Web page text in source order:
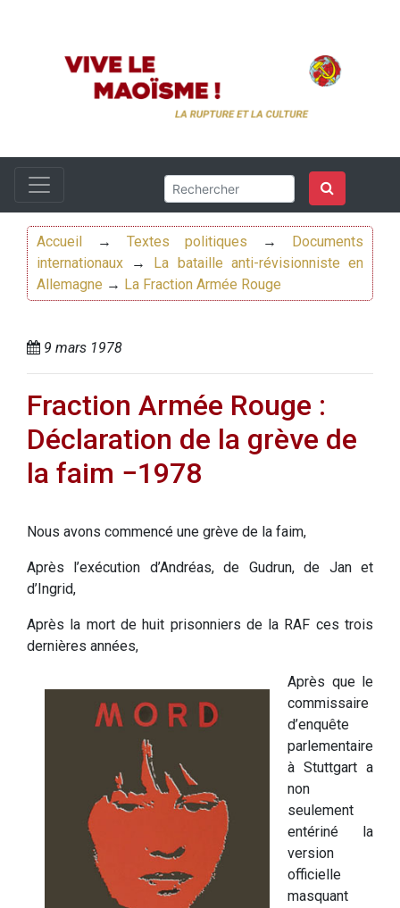
Accueil → Textes politiques →
Documents
internationaux →
La bataille anti-révisionniste en
Allemagne → La Fraction Armée Rouge
9 mars 1978
Fraction Armée Rouge :
Déclaration de la grève de
la faim −1978
Nous avons commencé une grève de la faim,
Après l’exécution d’Andréas, de Gudrun, de Jan et
d’Ingrid,
Après la mort de huit prisonniers de la RAF ces trois
dernières années,
Après que le
commissaire
d’enquête
parlementaire
à Stuttgart a
non
seulement
entériné la
version
officielle
masquant